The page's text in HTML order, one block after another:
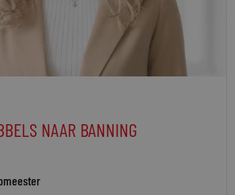
NAAR BANNING